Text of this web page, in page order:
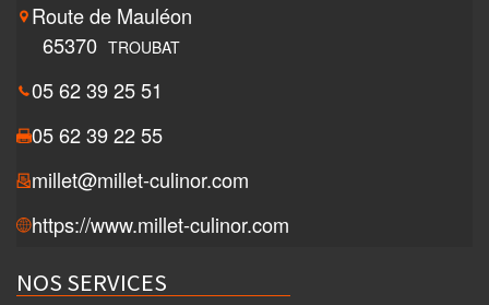
Route de Mauléon
65370 TROUBAT
05 62 39 25 51
05 62 39 22 55
millet@millet-culinor.com
https://www.millet-culinor.com
NOS SERVICES